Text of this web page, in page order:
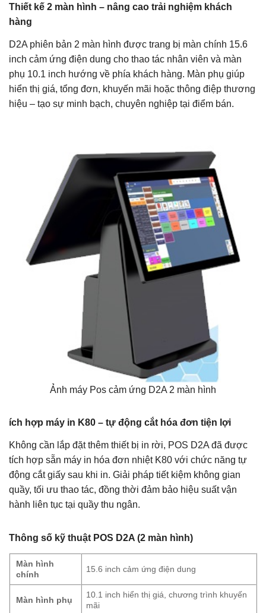
Thiết kế 2 màn hình – nâng cao trải nghiệm khách
hàng
D2A phiên bản 2 màn hình được trang bị màn chính 15.6
inch cảm ứng điện dung cho thao tác nhân viên và màn
phụ 10.1 inch hướng về phía khách hàng. Màn phụ giúp
hiển thị giá, tổng đơn, khuyến mãi hoặc thông điệp thương
hiệu – tạo sự minh bạch, chuyên nghiệp tại điểm bán.
Ảnh máy Pos cảm ứng D2A 2 màn hình
ích hợp máy in K80 – tự động cắt hóa đơn tiện lợi
Không cần lắp đặt thêm thiết bị in rời, POS D2A đã được
tích hợp sẵn máy in hóa đơn nhiệt K80 với chức năng tự
động cắt giấy sau khi in. Giải pháp tiết kiệm không gian
quầy, tối ưu thao tác, đồng thời đảm bảo hiệu suất vận
hành liên tục tại quầy thu ngân.
Thông số kỹ thuật POS D2A (2 màn hình)
Màn hình
chính
15.6 inch cảm ứng điện dung
Màn hình phụ
10.1 inch hiển thị giá, chương trình khuyến
mãi